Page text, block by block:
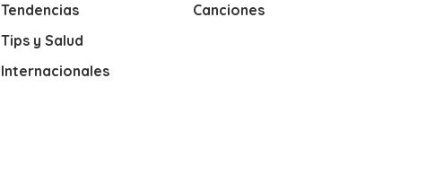
Tendencias
Tips y Salud
Internacionales
Canciones